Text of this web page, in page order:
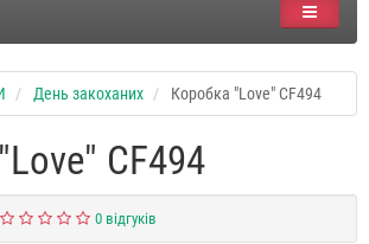
День закоханих Коробка "Love" CF494
CF494
0 відгуків